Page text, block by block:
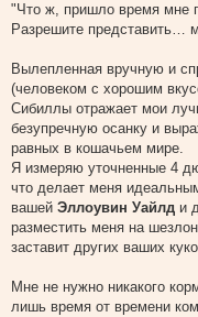
"Что ж, пришло время мне
Разрешите представить…
Вылепленная вручную и
(человеком с хорошим
Сибиллы отражает мои
безупречную осанку и
равных в кошачьем мире.
Я измеряю уточненные 4
что делает меня
вашей Эллоувин Уайлд и
разместить меня на
заставит других ваших
Мне не нужно никакого
лишь время от времени